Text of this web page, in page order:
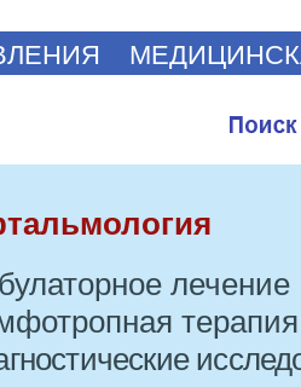
лечение
терапия